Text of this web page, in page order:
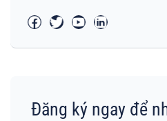
Đăng ký ngay để